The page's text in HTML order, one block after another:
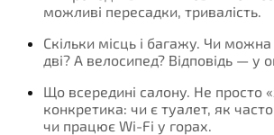
можливі пересадки, тривалість.
Скільки місць і багажу. Чи можна
дві? А велосипед? Відповідь — у
Що всередині салону. Не просто
конкретика: чи є туалет, як
чи працює Wi-Fi у горах.